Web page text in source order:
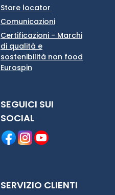
Store locator
Comunicazioni
Certificazioni - Marchi
di qualità e
sostenibilità non food
Eurospin
SEGUICI SUI
SOCIAL
SERVIZIO CLIENTI